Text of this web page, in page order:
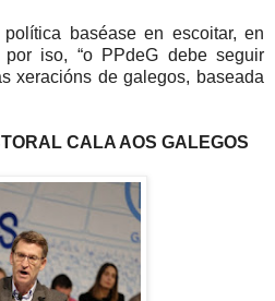
baséase en escoitar, en
iso, “o PPdeG debe seguir
xeracións de galegos, baseada
CALA AOS GALEGOS